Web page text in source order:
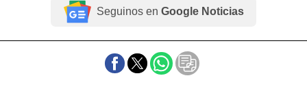
Seguinos en Google Noticias